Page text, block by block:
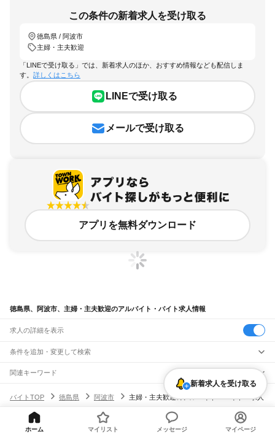
この条件の新着求人を受け取る
徳島県 / 阿波市
主婦・主夫歓迎
「LINEで受け取る」では、新着求人のほか、おすすめ情報なども配信しま
す。 詳しくはこちら
LINEで受け取る
メールで受け取る
アプリを無料ダウンロード
徳島県、阿波市、主婦・主夫歓迎のアルバイト・バイト求人情報
求人の詳細を表示
条件を追加・変更して検索
市区町村を追加・変更
徳島県すべて
名西郡
板野郡
駅を追加・変更
JR土讃線
坪尻駅 箸蔵駅 阿波池田駅三縄駅 阿波川口駅 大歩危駅
職種を追加・変更
飲食・フードサービス
関連キーワード
徳島県 主婦・主夫歓迎 スシロー
徳島県 徳島市 主婦・主夫歓迎 パート主婦 徳島県 徳島市 主婦・主夫歓迎 南昭和
バイトTOP 徳島県 阿波市 主婦・主夫歓迎のアルバイト・バイト・求人
新着求人を受け取る
ヘルプ・お問い合わせ サイトマップ 利用規約・プライバシーポリシー
ホーム マイリスト メッセージ マイページ